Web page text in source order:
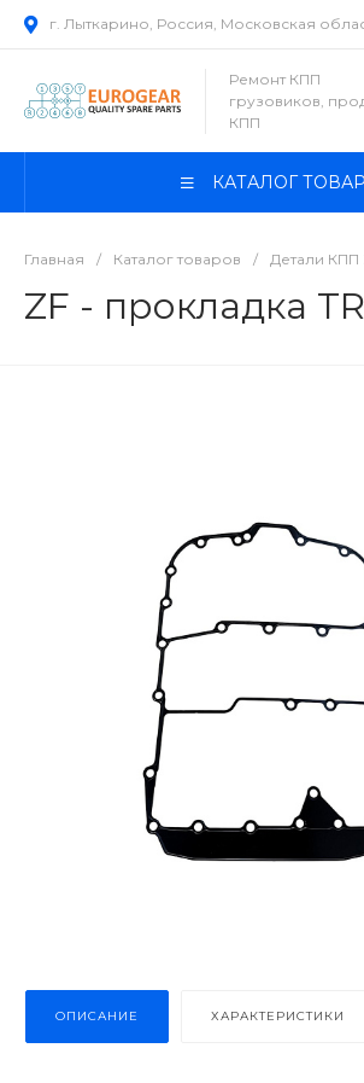
г. Лыткарино, Россия, Московская
Ремонт КПП
грузовиков,
КПП
КАТАЛОГ
Главная / Каталог товаров / Детали КПП
ZF - прокладка
ОПИСАНИЕ ХАРАКТЕРИСТИКИ